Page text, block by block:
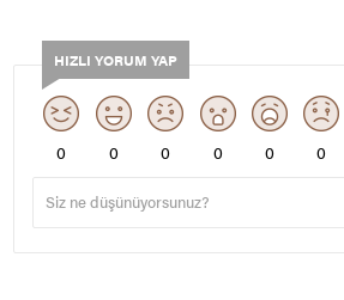
HIZLI YORUM YAP
0 0 0 0 0 0